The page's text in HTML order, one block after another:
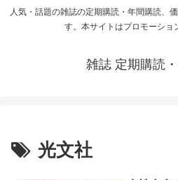
人気・話題の雑誌の定期購読・年間購読、
す。本サイトはプロモーショ
雑誌 定期購読
光文社